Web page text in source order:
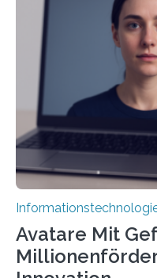
Avatare Mit